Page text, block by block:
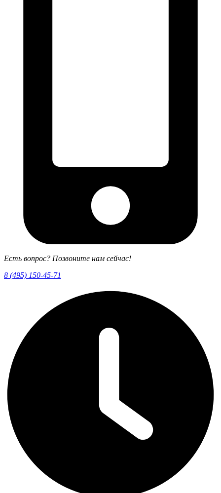
Есть вопрос? Позвоните нам сейчас!
8 (495) 150-45-71